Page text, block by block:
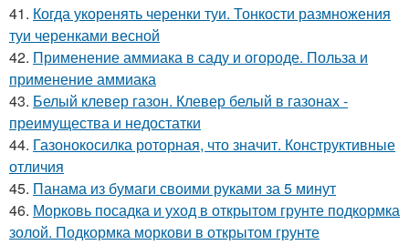
41. Когда укоренять черенки туи. Тонкости размножения
туи черенками весной
42. Применение аммиака в саду и огороде. Польза и
применение аммиака
43. Белый клевер газон. Клевер белый в газонах -
преимущества и недостатки
44. Газонокосилка роторная, что значит. Конструктивные
отличия
45. Панама из бумаги своими руками за 5 минут
46. Морковь посадка и уход в открытом грунте подкормка
золой. Подкормка моркови в открытом грунте